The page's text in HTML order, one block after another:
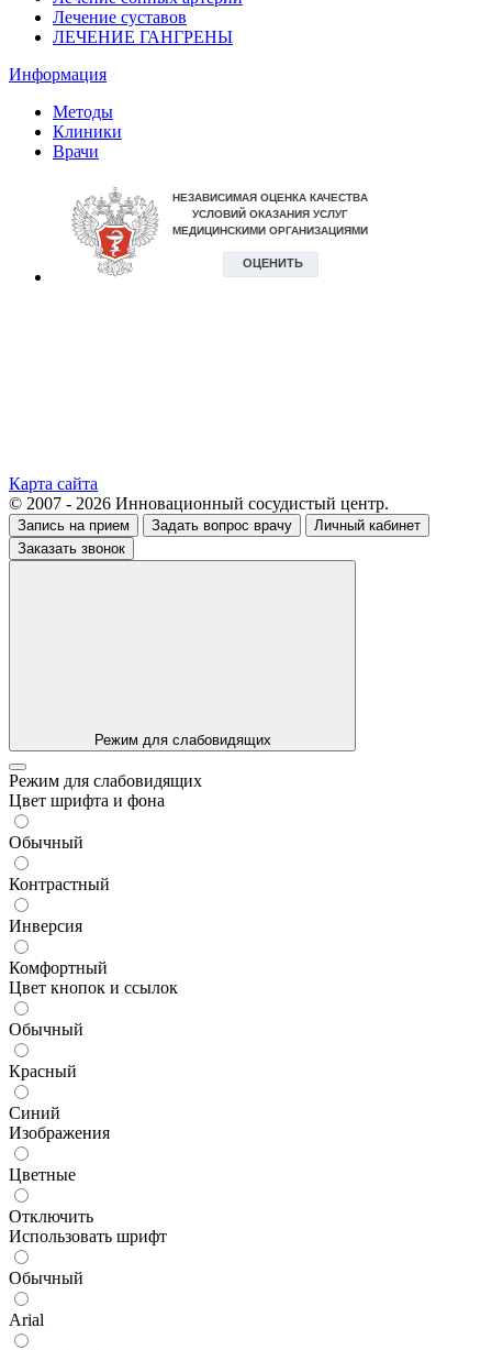
Лечение суставов
ЛЕЧЕНИЕ ГАНГРЕНЫ
Информация
Методы
Клиники
Врачи
Карта сайта
© 2007 - 2026 Инновационный сосудистый центр.
Запись на прием Задать вопрос врачу
Личный кабинет
Заказать звонок
Режим для слабовидящих
Режим для слабовидящих
Цвет шрифта и фона
Обычный
Контрастный
Инверсия
Комфортный
Цвет кнопок и ссылок
Обычный
Красный
Синий
Изображения
Цветные
Отключить
Использовать шрифт
Обычный
Arial